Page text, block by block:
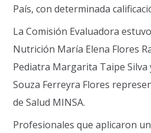
País, con determinada
La Comisión Evaluadora
Nutrición María Elena Flores
Pediatra Margarita Taipe Silva
Souza Ferreyra Flores
de Salud MINSA.
Profesionales que aplicaron